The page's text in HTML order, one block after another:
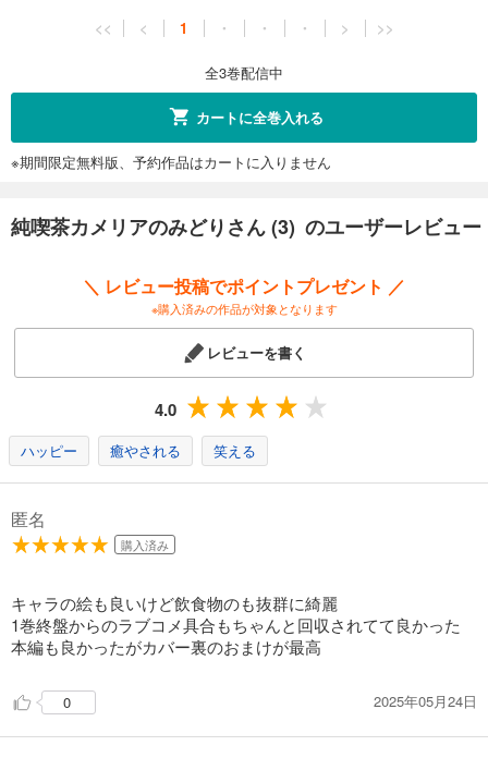
<< < 1 ・ ・ ・ > >>
全3巻配信中
カートに全巻入れる
※期間限定無料版、予約作品はカートに入りません
純喫茶カメリアのみどりさん (3) のユーザーレビュー
＼ レビュー投稿でポイントプレゼント ／
※購入済みの作品が対象となります
レビューを書く
4.0
ハッピー 癒やされる 笑える
匿名
購入済み
キャラの絵も良いけど飲食物のも抜群に綺麗
1巻終盤からのラブコメ具合もちゃんと回収されてて良かった
本編も良かったがカバー裏のおまけが最高
0 2025年05月24日